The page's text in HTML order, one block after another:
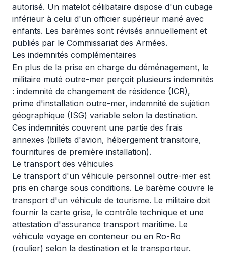
autorisé. Un matelot célibataire dispose d'un cubage
inférieur à celui d'un officier supérieur marié avec
enfants. Les barèmes sont révisés annuellement et
publiés par le Commissariat des Armées.
Les indemnités complémentaires
En plus de la prise en charge du déménagement, le
militaire muté outre-mer perçoit plusieurs indemnités
: indemnité de changement de résidence (ICR),
prime d'installation outre-mer, indemnité de sujétion
géographique (ISG) variable selon la destination.
Ces indemnités couvrent une partie des frais
annexes (billets d'avion, hébergement transitoire,
fournitures de première installation).
Le transport des véhicules
Le transport d'un véhicule personnel outre-mer est
pris en charge sous conditions. Le barème couvre le
transport d'un véhicule de tourisme. Le militaire doit
fournir la carte grise, le contrôle technique et une
attestation d'assurance transport maritime. Le
véhicule voyage en conteneur ou en Ro-Ro
(roulier) selon la destination et le transporteur.